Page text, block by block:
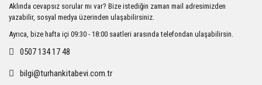
Aklında cevapsız sorular mı var? Bize istediğin zaman mail adresimizden
yazabilir, sosyal medya üzerinden ulaşabilirsiniz.
Ayrıca, bize hafta içi 09:30 - 18:00 saatleri arasında telefondan ulaşabilirsin.
0507 134 17 48
bilgi@turhankitabevi.com.tr